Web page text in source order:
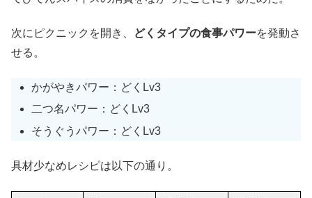
次にピクニックを開き、 どくタイプの食事パワーを発動さ
せる。
かがやきパワー：どくLv3
二つ名パワー：どくLv3
そうぐうパワー：どくLv3
具材少なめレシピは以下の通り。